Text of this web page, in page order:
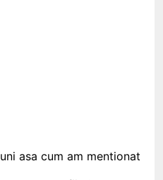
asa cum am mentionat